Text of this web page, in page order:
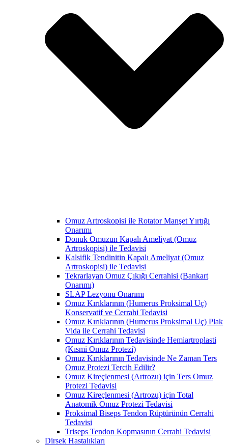
Omuz Artroskopisi ile Rotator Manşet Yırtığı
Onarımı
Donuk Omuzun Kapalı Ameliyat (Omuz
Artroskopisi) ile Tedavisi
Kalsifik Tendinitin Kapalı Ameliyat (Omuz
Artroskopisi) ile Tedavisi
Tekrarlayan Omuz Çıkığı Cerrahisi (Bankart
Onarımı)
SLAP Lezyonu Onarımı
Omuz Kırıklarının (Humerus Proksimal Uç)
Konservatif ve Cerrahi Tedavisi
Omuz Kırıklarının (Humerus Proksimal Uç) Plak
Vida ile Cerrahi Tedavisi
Omuz Kırıklarının Tedavisinde Hemiartroplasti
(Kısmi Omuz Protezi)
Omuz Kırıklarının Tedavisinde Ne Zaman Ters
Omuz Protezi Tercih Edilir?
Omuz Kireçlenmesi (Artrozu) için Ters Omuz
Protezi Tedavisi
Omuz Kireçlenmesi (Artrozu) için Total
Anatomik Omuz Protezi Tedavisi
Proksimal Biseps Tendon Rüptürünün Cerrahi
Tedavisi
Triseps Tendon Kopmasının Cerrahi Tedavisi
Dirsek Hastalıkları